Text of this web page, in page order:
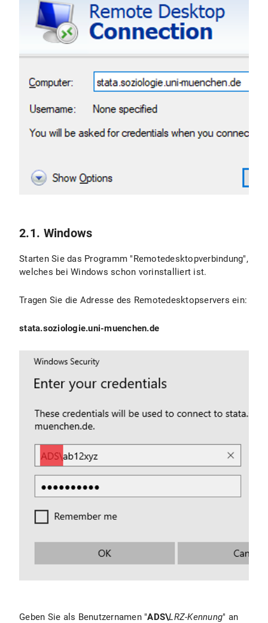
2.1. Windows
Starten Sie das Programm "Remotedesktopverbindung",
welches bei Windows schon vorinstalliert ist.
Tragen Sie die Adresse des Remotedesktopservers ein:
stata.soziologie.uni-muenchen.de
Geben Sie als Benutzernamen "ADS\LRZ-Kennung" an